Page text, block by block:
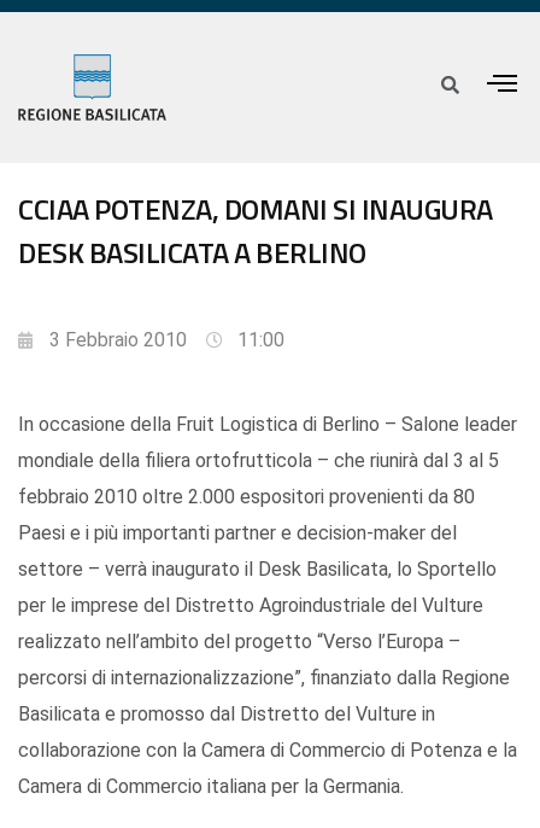
CCIAA POTENZA, DOMANI SI INAUGURA
DESK BASILICATA A BERLINO
3 Febbraio 2010 11:00
In occasione della Fruit Logistica di Berlino – Salone leader
mondiale della filiera ortofrutticola – che riunirà dal 3 al 5
febbraio 2010 oltre 2.000 espositori provenienti da 80
Paesi e i più importanti partner e decision-maker del
settore – verrà inaugurato il Desk Basilicata, lo Sportello
per le imprese del Distretto Agroindustriale del Vulture
realizzato nell’ambito del progetto “Verso l’Europa –
percorsi di internazionalizzazione”, finanziato dalla Regione
Basilicata e promosso dal Distretto del Vulture in
collaborazione con la Camera di Commercio di Potenza e la
Camera di Commercio italiana per la Germania.